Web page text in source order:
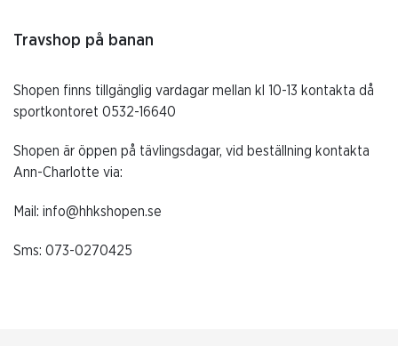
Travshop på banan
Shopen finns tillgänglig vardagar mellan kl 10-13 kontakta då
sportkontoret 0532-16640
Shopen är öppen på tävlingsdagar, vid beställning kontakta
Ann-Charlotte via:
Mail: info@hhkshopen.se
Sms: 073-0270425